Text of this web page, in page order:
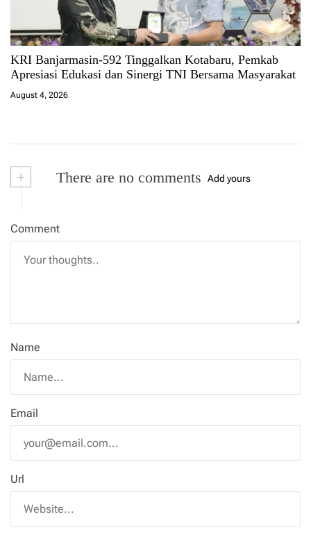
KRI Banjarmasin-592 Tinggalkan Kotabaru, Pemkab
Apresiasi Edukasi dan Sinergi TNI Bersama Masyarakat
August 4, 2026
+ There are no comments Add yours
Comment
Name
Email
Url